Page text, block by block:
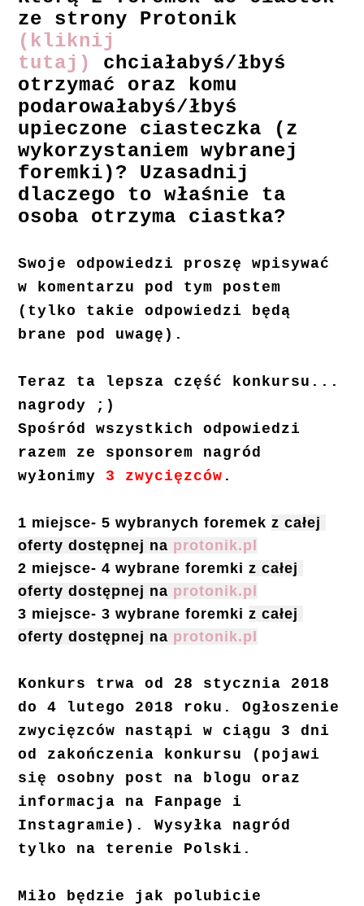
ze strony Protonik
(kliknij
tutaj)
chciałabyś/łbyś
otrzymać oraz komu
podarowałabyś/łbyś
upieczone ciasteczka (z
wykorzystaniem wybranej
foremki)? Uzasadnij
dlaczego to właśnie ta
osoba otrzyma ciastka?
Swoje odpowiedzi proszę wpisywać
w komentarzu pod tym postem
(tylko takie odpowiedzi będą
brane pod uwagę).
Teraz ta lepsza część konkursu...
nagrody ;)
Spośród wszystkich odpowiedzi
razem ze sponsorem nagród
wyłonimy 3 zwycięzców .
1 miejsce- 5 wybranych foremekz całej
oferty dostępnej na protonik.pl
2 miejsce- 4 wybrane foremkiz całej
oferty dostępnej na protonik.pl
3 miejsce- 3 wybrane foremkiz całej
oferty dostępnej na protonik.pl
Konkurs trwa od 28 stycznia 2018
do 4 lutego 2018 roku. Ogłoszenie
zwycięzców nastąpi w ciągu 3 dni
od zakończenia konkursu (pojawi
się osobny post na blogu oraz
informacja na Fanpage i
Instagramie). Wysyłka nagród
tylko na terenie Polski.
Miło będzie jak polubicie